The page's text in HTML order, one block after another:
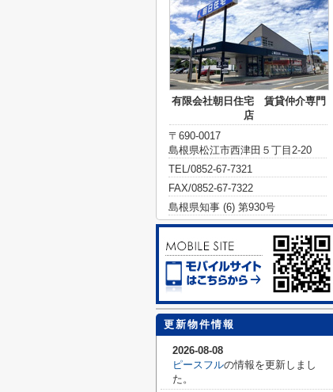
有限会社朝日住宅 賃貸仲介専門
店
〒690-0017
島根県松江市西津田５丁目2-20
TEL/0852-67-7321
FAX/0852-67-7322
島根県知事 (6) 第930号
更新物件情報
2026-08-08
ピースフルの情報を更新しまし
た。